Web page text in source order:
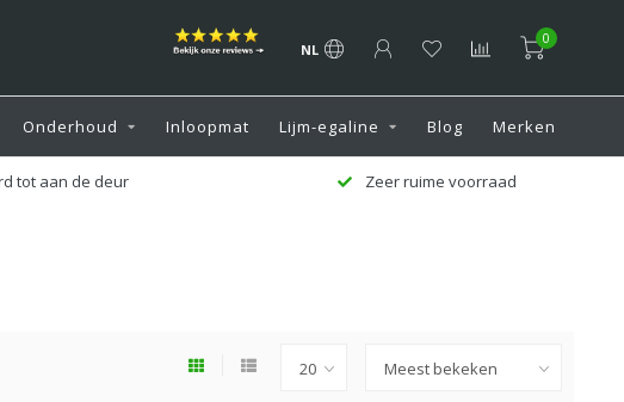
NL
0
Onderhoud Inloopmat Lijm-egaline Blog Merken
voorraad Klantenservice 7 dagen per week